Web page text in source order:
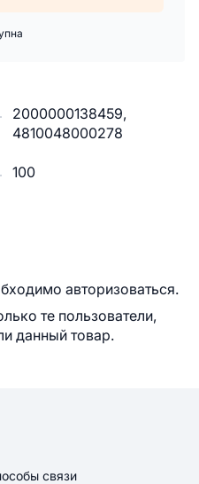
2000000138459,
4810048000278
100
авторизоваться.
те пользователи,
данный товар.
связи